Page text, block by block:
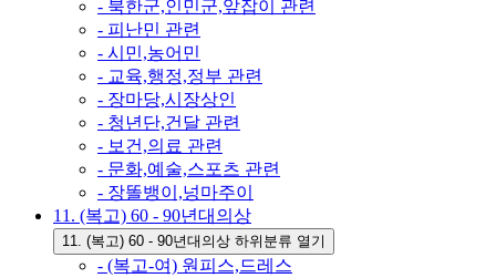
- 북한군,인민군,앞잡이 관련
- 피난민 관련
- 시민,농어민
- 교육,행정,정부 관련
- 장마당,시장상인
- 청년단,건달 관련
- 보건,의료 관련
- 문화,예술,스포츠 관련
- 장똘뱅이,넝마주이
11. (복고) 60 - 90년대의상
11. (복고) 60 - 90년대의상 하위분류 열기
- (복고-여) 원피스,드레스